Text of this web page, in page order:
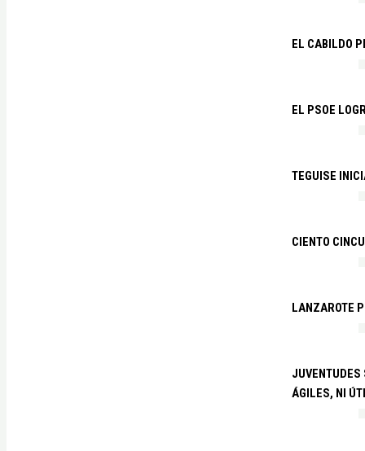
EL CABILDO
EL PSOE
TEGUISE
CIENTO
LANZAROTE
JUVENTUDES
ÁGILES, NI